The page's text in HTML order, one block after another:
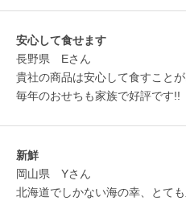
安心して食せます
長野県 Eさん
貴社の商品は安心して食すことが
毎年のおせちも家族で好評です!!
新鮮
岡山県 Yさん
北海道でしかない海の幸、とて